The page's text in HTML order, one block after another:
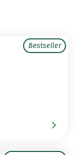
Bestseller